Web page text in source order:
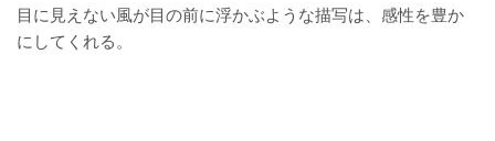
目に見えない風が目の前に浮かぶような描写は、感性を豊か
にしてくれる。